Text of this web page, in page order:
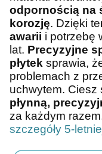
odpornością na
korozję. Dzięki
awarii i potrzebę
lat. Precyzyjne
płytek sprawia,
problemach z
uchwytem. Ciesz
płynną,
za każdym
szczegóły 5-